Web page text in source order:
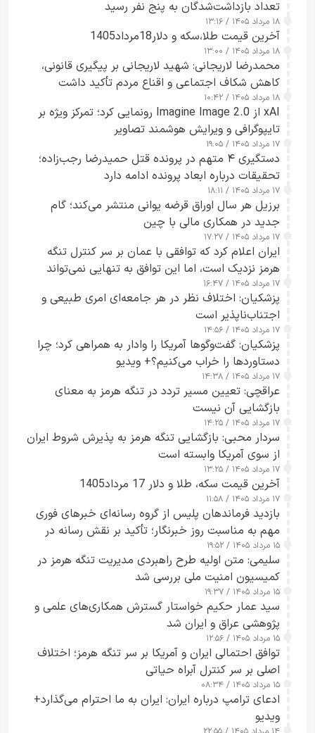
تعداد بازداشت‌شدگان به پنج نفر رسید
۱۸ مرداد ۱۴۰۵ / ۱۳:۱۶
آخرین قیمت طلا،سکه و دلار18مرداد1405
۱۸ مرداد ۱۴۰۵ / ۱۳:۰۰
محمدرضا لاریجانی: شهید لاریجانی بر پیگیری قانونی،
کاهش شکاف اجتماعی و اقناع مردم تأکید داشت
۱۸ مرداد ۱۴۰۵ / ۱۰:۴۲
xAI از Imagine Image 2.0 رونمایی کرد؛ تمرکز ویژه بر
تایپوگرافی و ویرایش هوشمند تصاویر
۱۷ مرداد ۱۴۰۵ / ۱۹:۰۵
دستگیری ۴ متهم در پرونده قتل حمیدرضا رجب‌زاده؛
تحقیقات درباره ابعاد پرونده ادامه دارد
۱۷ مرداد ۱۴۰۵ / ۱۸:۱۱
برزیل هر سال اوراق قرضه یوانی منتشر می‌کند؛ گام
جدید در همکاری مالی با چین
۱۷ مرداد ۱۴۰۵ / ۱۷:۲۷
ایران اعلام کرد که توافقی با عمان بر سر کنترل تنگه
هرمز نزدیک است، اما این توافق به تنهایی نمی‌تواند
آبراه را آزاد کند
۱۷ مرداد ۱۴۰۵ / ۱۶:۴۷
پزشکیان: اختلاف نظر در هر جامعه‌ای امری طبیعی و
اجتناب‌ناپذیر است
۱۷ مرداد ۱۴۰۵ / ۱۴:۵۶
پزشکیان: گفت‌وگوها آمریکا را وادار به همراهی کرد؛ چرا
دستاوردها را خراب می‌کنیم؟+ ویدیو
۱۷ مرداد ۱۴۰۵ / ۱۴:۳۸
عراقچی: تعیین مسیر تردد در تنگه هرمز به معنای
بازگشایی آن نیست
۱۷ مرداد ۱۴۰۵ / ۱۴:۲۵
سردار محبی: بازگشایی تنگه هرمز به پذیرش شروط ایران
از سوی آمریکا وابسته است
۱۷ مرداد ۱۴۰۵ / ۱۳:۲۵
آخرین قیمت سکه، طلا و دلار 17 مرداد1405
۱۷ مرداد ۱۴۰۵ / ۱۱:۵۸
بازدید فرماندهان پلیس از گروه رسانه‌ای خبرهای فوری
مهم به مناسبت روز خبرنگار؛ تأکید بر نقش رسانه در
تقویت امنیت و اعتماد عمومی
۱۵ مرداد ۱۴۰۵ / ۱۹:۵۲
سلیمی: متن اولیه طرح راهبردی مدیریت تنگه هرمز در
کمیسیون امنیت ملی بررسی شد
۱۵ مرداد ۱۴۰۵ / ۱۹:۳۷
سید عمار حکیم خواستار گسترش همکاری‌های علمی و
پژوهشی عراق و ایران شد
۱۵ مرداد ۱۴۰۵ / ۱۲:۵۶
توافق احتمالی ایران و آمریکا بر سر تنگه هرمز؛ اختلاف
اصلی بر سر کنترل آبراه حیاتی
۱۵ مرداد ۱۴۰۵ / ۰۸:۳۴
ادعای ترامپ درباره ایران: ایران به ما احترام می‌گذارد+
ویدیو